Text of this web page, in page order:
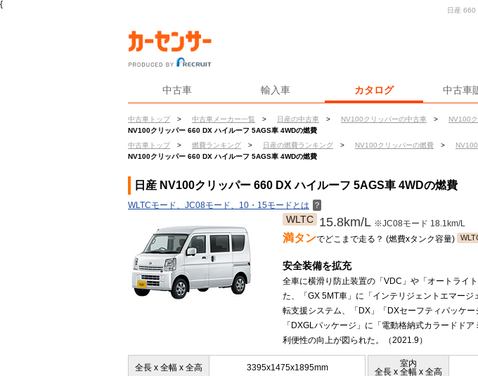
{
中古車 輸入車 カタログ 中古車
中古車トップ > 中古車メーカー一覧 > 日産の中古車 > NV100クリッパーの中古車 > NV100
NV100クリッパー 660 DX ハイルーフ 5AGS車 4WDの燃費
中古車トップ
> 燃費ランキング > 日産の燃費ランキング > NV100クリッパーの燃費 >
NV100クリッパー 660 DX ハイルーフ 5AGS車 4WDの燃費
日産 660
日産 NV100クリッパー 660 DX ハイルーフ 5AGS車 4WDの燃費
WLTCモード、JC08モード、10・15モードとは ？
WLTC 15.8km/L ※JC08モード 18.1km/L
満タンでどこまで走る？ (燃費xタンク容量)
安全装備を拡充
全車に横滑り防止装置の「VDC」や「オートライ
た、「GX 5MT車」に「インテリジェントエマージ
転支援システム、「DX」「DXセーフティパッケー
「DXGLパッケージ」に「電動格納式カラードドア
利便性の向上が図られた。（2021.9）
全長 x 全幅 x 全高 3395x1475x1895mm
室内
全長 x 全幅 x 全高